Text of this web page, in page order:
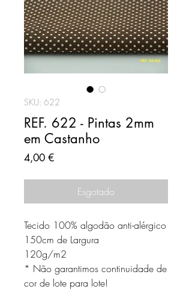
SKU: 622
REF. 622 - Pintas 2mm
em Castanho
4,00 €Preço
Esgotado
Tecido 100% algodão anti-alérgico
150cm de Largura
120g/m2
* Não garantimos continuidade de
cor de lote para lote!